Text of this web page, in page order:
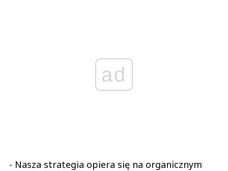
ad
- Nasza strategia opiera się na organicznym